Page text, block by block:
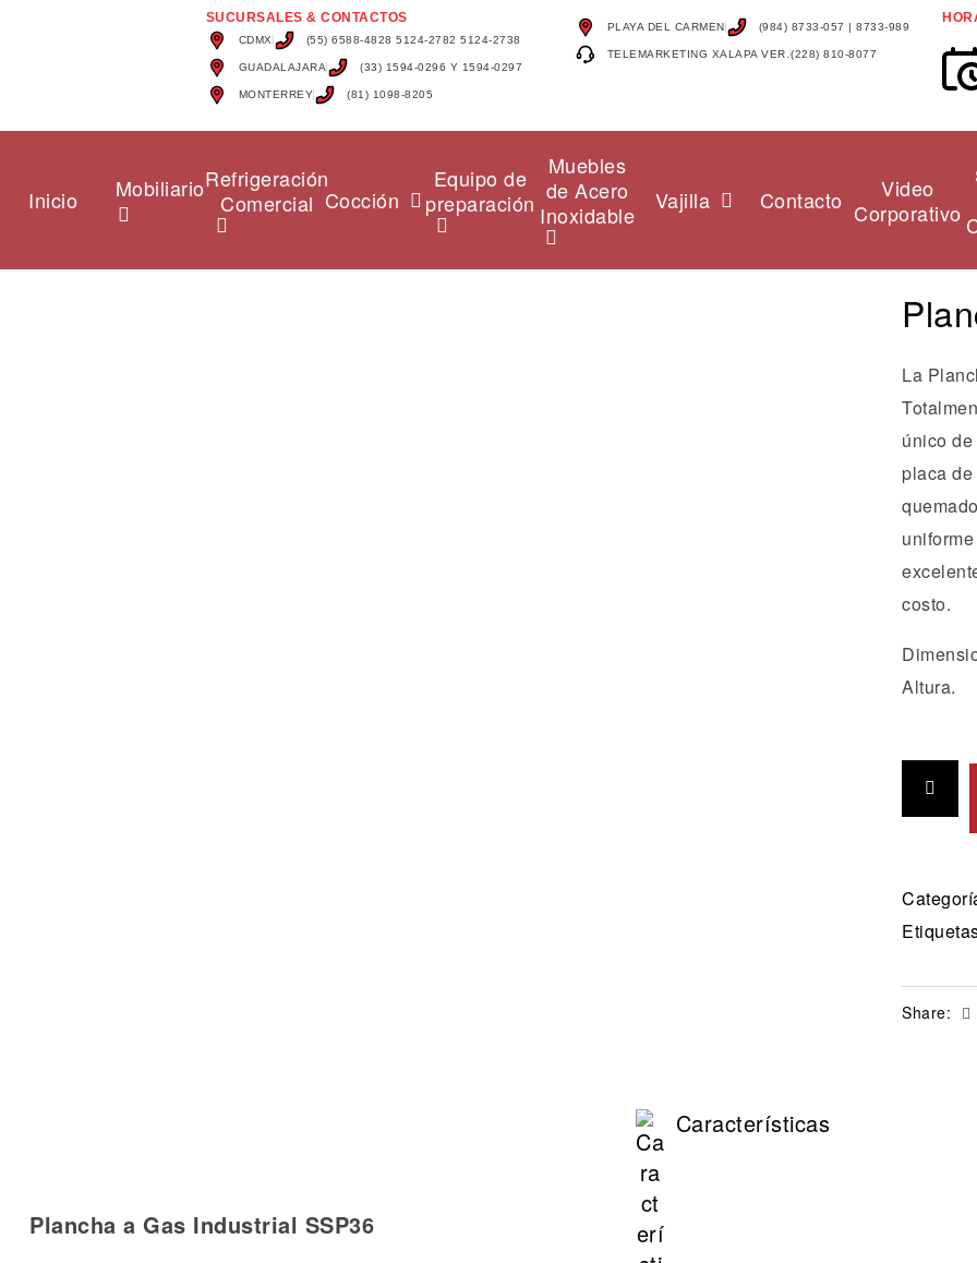
SUCURSALES & CONTACTOS
CDMX (55) 6588-4828 5124-2782 5124-2738
GUADALAJARA (33) 1594-0296 Y 1594-0297
MONTERREY (81) 1098-8205
PLAYA DEL CARMEN (984) 8733-057 | 8733-989
TELEMARKETING XALAPA VER. (228) 810-8077
Inicio MobiliarioRefrigeración
Comercial Cocción
Equipo de
preparación
Muebles
de Acero
Inoxidable
Vajilla Contacto
Video
Corporativo
La
único
placa
costo.
Altura.
Share:
Características
Plancha a Gas Industrial SSP36